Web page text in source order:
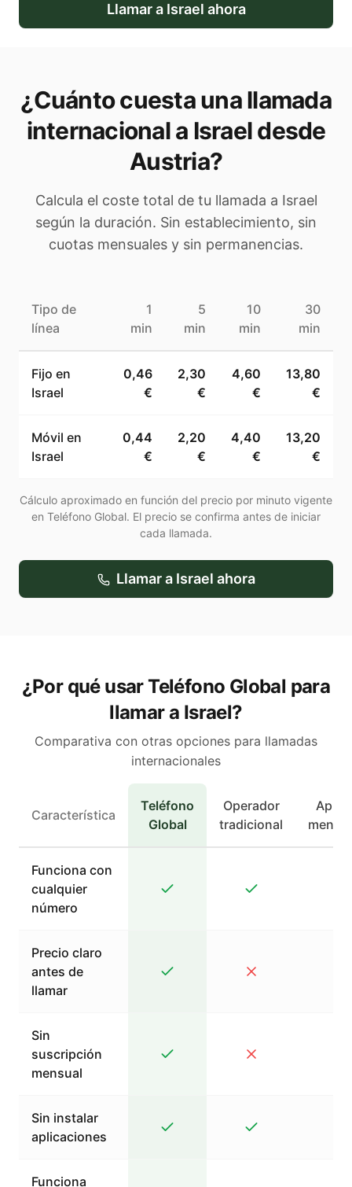
Llamar a Israel ahora
¿Cuánto cuesta una llamada
internacional a Israeldesde
Austria?
Calcula el coste total de tu llamada a Israel
según la duración. Sin establecimiento, sin
cuotas mensuales y sin permanencias.
Tipo de
línea
1
min
5
min
10
min
30
min
Fijo en
Israel
0,46
€
2,30
€
4,60
€
13,80
€
Móvil en
Israel
0,44
€
2,20
€
4,40
€
13,20
€
Cálculo aproximado en función del precio por minuto vigente
en Teléfono Global. El precio se confirma antes de iniciar
cada llamada.
Llamar a Israel ahora
¿Por qué usar Teléfono Global para
llamar a Israel?
Comparativa con otras opciones para llamadas
internacionales
Característica
Teléfono
Global
Operador
tradicional
Apps
Funciona con
cualquier
número
Precio claro
antes de
llamar
Sin
suscripción
mensual
Sin instalar
aplicaciones
Funciona